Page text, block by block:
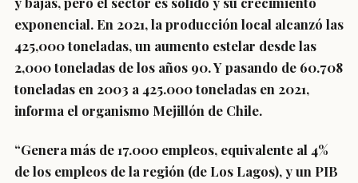
exponencial. En 2021, la producción local alcanzó las
425,000 toneladas, un aumento estelar desde las
2,000 toneladas de los años 90. Y pasando de 60.708
toneladas en 2003 a 425.000 toneladas en 2021,
informa el organismo Mejillón de Chile.
“Genera más de 17.000 empleos, equivalente al 4%
de los empleos de la región (de Los Lagos), y un PIB